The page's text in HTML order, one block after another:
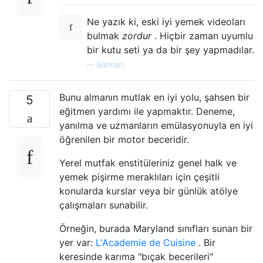
Ne yazık ki, eski iyi yemek videoları
bulmak zordur. Hiçbir zaman uyumlu
bir kutu seti ya da bir şey yapmadılar.
— Batman,
5
Bunu almanın mutlak en iyi yolu, şahsen bir
eğitmen yardımı ile yapmaktır. Deneme,
yanılma ve uzmanların emülasyonuyla en iyi
öğrenilen bir motor beceridir.
Yerel mutfak enstitüleriniz genel halk ve
yemek pişirme meraklıları için çeşitli
konularda kurslar veya bir günlük atölye
çalışmaları sunabilir.
Örneğin, burada Maryland sınıfları sunan bir
yer var: L'Academie de Cuisine . Bir
keresinde karıma "bıçak becerileri"